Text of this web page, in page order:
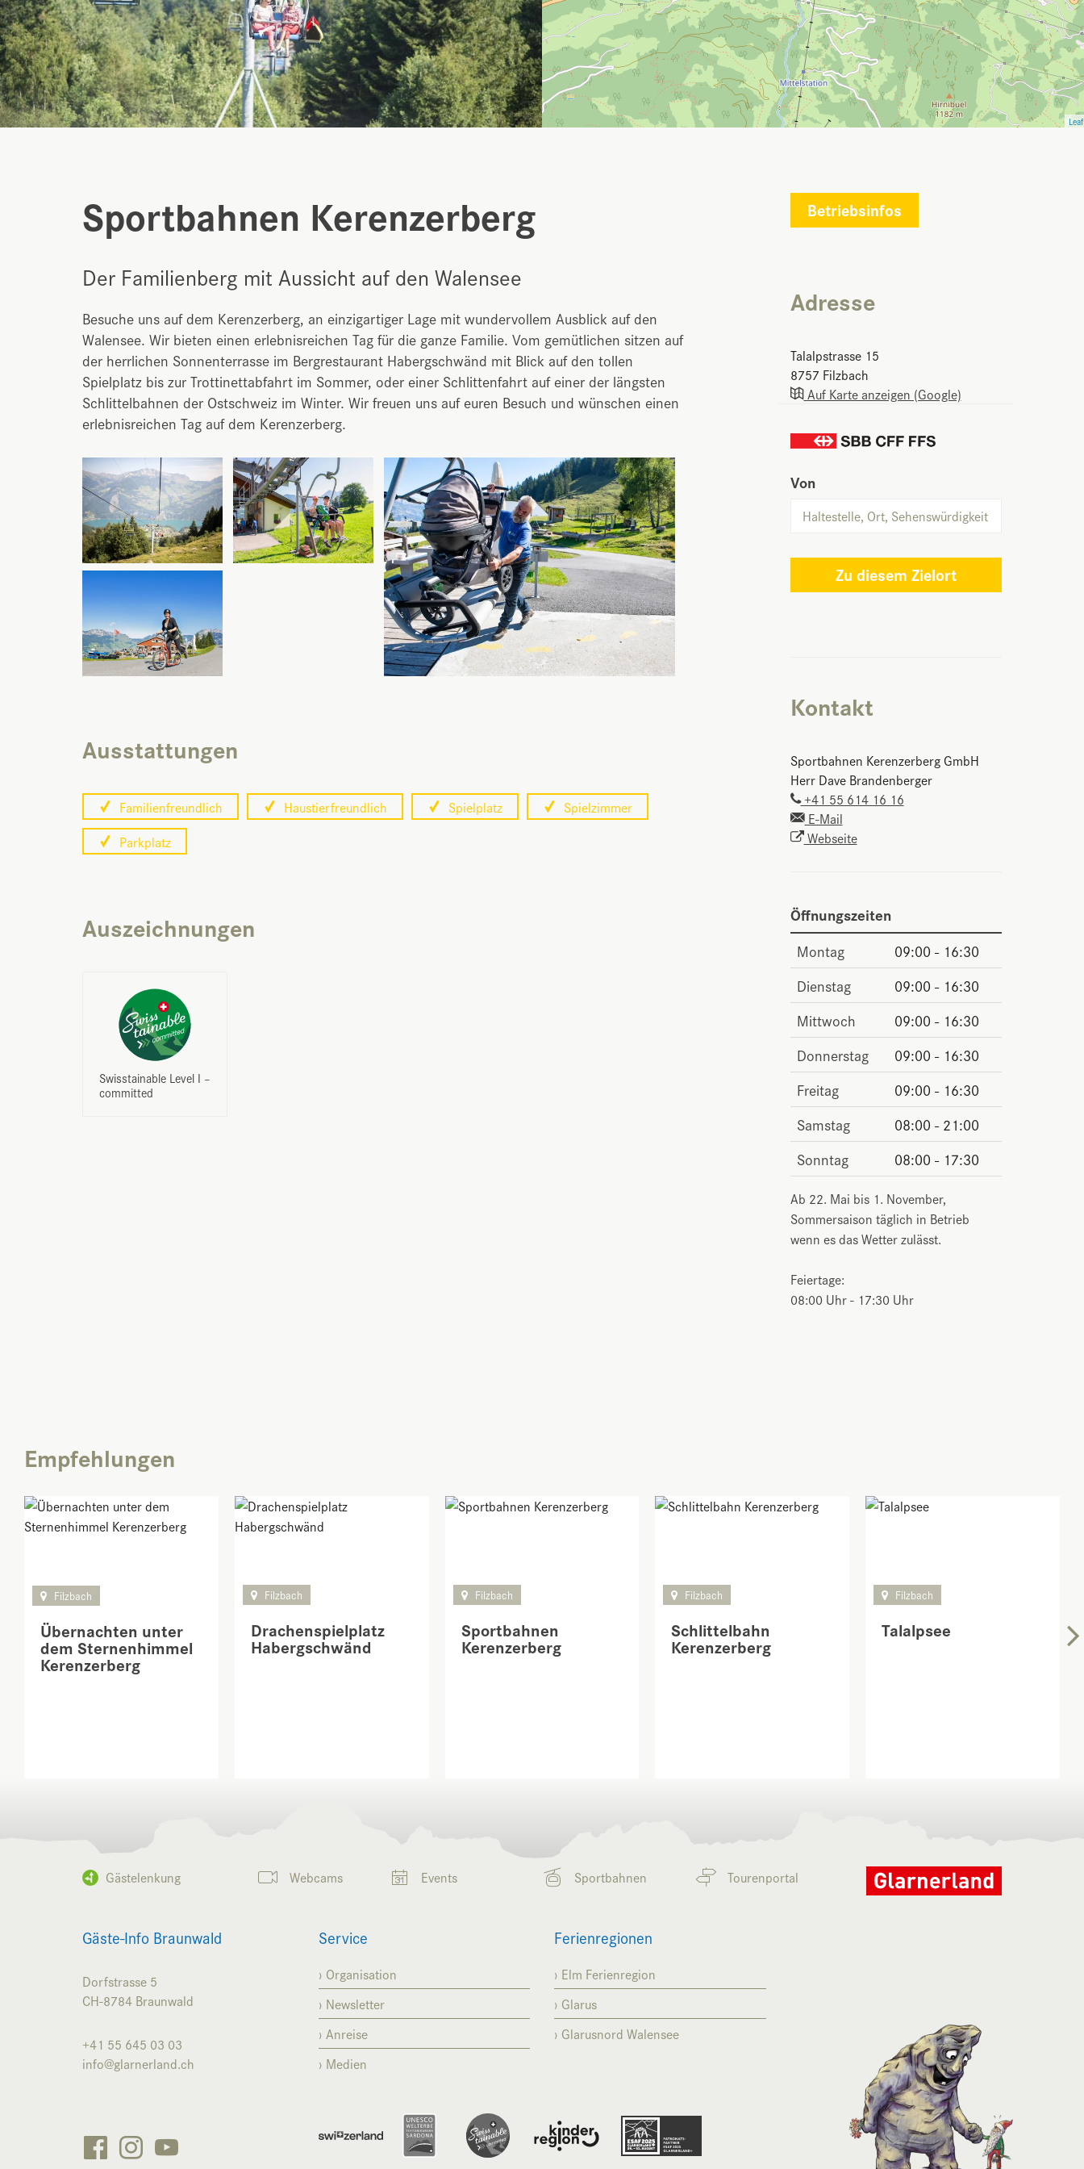
Sportbahnen Kerenzerberg
Der Familienberg mit Aussicht auf den Walensee
Besuche uns auf dem Kerenzerberg, an einzigartiger Lage mit wundervollem Ausblick auf den
Walensee. Wir bieten einen erlebnisreichen Tag für die ganze Familie. Vom gemütlichen sitzen auf
der herrlichen Sonnenterrasse im Bergrestaurant Habergschwänd mit Blick auf den tollen
Spielplatz bis zur Trottinettabfahrt im Sommer, oder einer Schlittenfahrt auf einer der längsten
Schlittelbahnen der Ostschweiz im Winter. Wir freuen uns auf euren Besuch und wünschen einen
erlebnisreichen Tag auf dem Kerenzerberg.
Ausstattungen
Familienfreundlich Haustierfreundlich Spielplatz
Spielzimmer
Parkplatz
Auszeichnungen
Swisstainable Level I –
committed
Betriebsinfos
Adresse
Talalpstrasse 15
8757 Filzbach
Auf Karte anzeigen (Google)
Von
Zu diesem Zielort
Kontakt
Sportbahnen Kerenzerberg GmbH
Herr Dave Brandenberger
+41 55 614 16 16
E-Mail
Webseite
Öffnungszeiten
Montag
09:00 - 16:30
Dienstag
09:00 - 16:30
Mittwoch
09:00 - 16:30
Donnerstag
09:00 - 16:30
Freitag
09:00 - 16:30
Samstag
08:00 - 21:00
Sonntag
08:00 - 17:30
Ab 22. Mai bis 1. November,
Sommersaison täglich in Betrieb
wenn es das Wetter zulässt.
Feiertage:
08:00 Uhr - 17:30 Uhr
Empfehlungen
Übernachten unter
dem Sternenhimmel
Kerenzerberg
Filzbach
Drachenspielplatz
Habergschwänd
Filzbach
Sportbahnen
Kerenzerberg
Filzbach
Schlittelbahn
Kerenzerberg
Filzbach
Talalpsee
Filzbach
Gästelenkung Webcams Events Sportbahnen Tourenportal
Gäste-Info Braunwald
Dorfstrasse 5
CH-8784 Braunwald
+41 55 645 03 03
info@glarnerland.ch
Service
Organisation
Newsletter
Anreise
Medien
Ferienregionen
Elm Ferienregion
Glarus
Glarusnord Walensee

 